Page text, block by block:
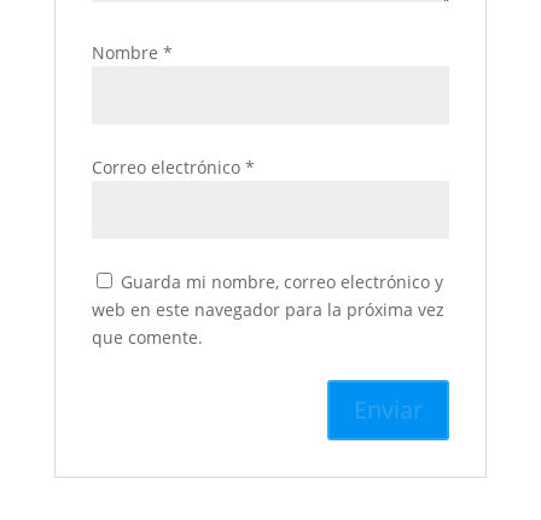
Nombre *
Correo electrónico *
Guarda mi nombre, correo electrónico y
web en este navegador para la próxima vez
que comente.